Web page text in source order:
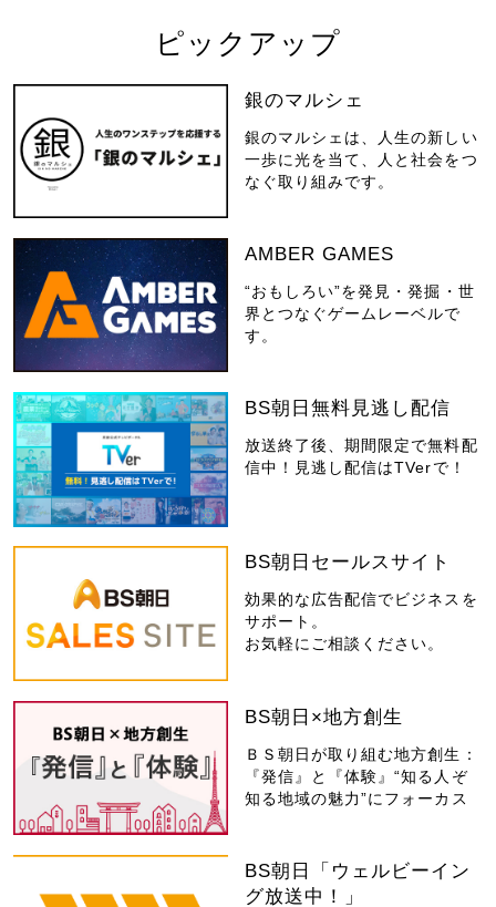
ピックアップ
銀のマルシェ
銀のマルシェは、人生の新しい
一歩に光を当て、人と社会をつ
なぐ取り組みです。
AMBER GAMES
“おもしろい”を発見・発掘・世
界とつなぐゲームレーベルで
す。
BS朝日無料見逃し配信
放送終了後、期間限定で無料配
信中！見逃し配信はTVerで！
BS朝日セールスサイト
効果的な広告配信でビジネスを
サポート。
お気軽にご相談ください。
BS朝日×地方創生
ＢＳ朝日が取り組む地方創生：
『発信』と『体験』“知る人ぞ
知る地域の魅力”にフォーカス
BS朝日「ウェルビーイン
グ放送中！」